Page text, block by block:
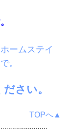
ームステイ
。
さい。
TOPへ▲